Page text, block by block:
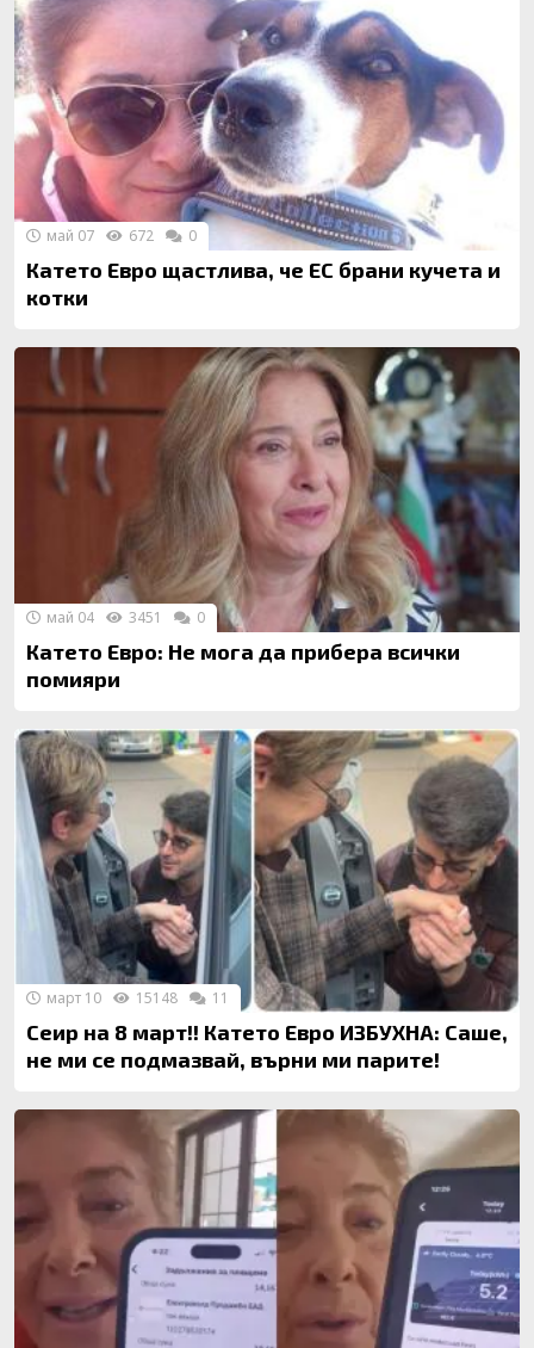
Катето Евро щастлива, че ЕС брани кучета и
котки
май 07 672 0
Катето Евро: Не мога да прибера всички
помияри
май 04 3451 0
Сеир на 8 март!! Катето Евро ИЗБУХНА: Саше,
не ми се подмазвай, върни ми парите!
март 10 15148 11